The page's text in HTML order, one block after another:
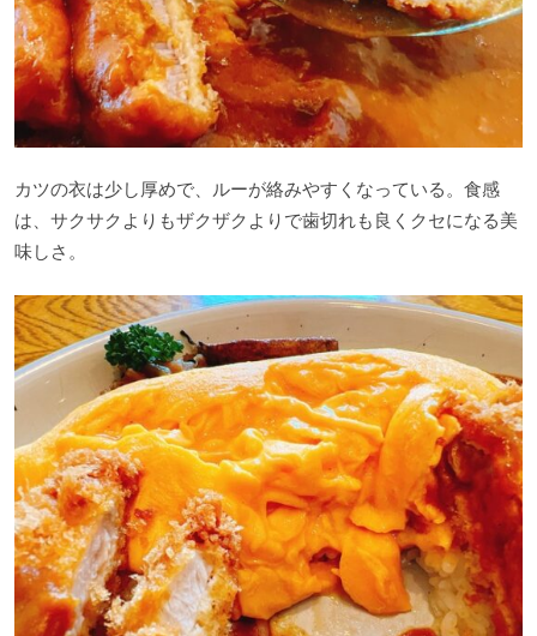
カツの衣は少し厚めで、ルーが絡みやすくなっている。食感
は、サクサクよりもザクザクよりで歯切れも良くクセになる美
味しさ。